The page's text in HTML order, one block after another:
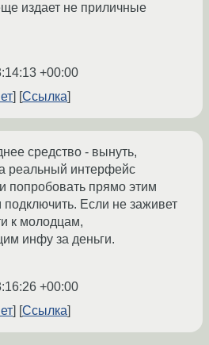
издает не приличные
+00:00
Ссылка
средство - вынуть,
реальный интерфейс
попробовать прямо этим
Если не заживет
к молодцам,
инфу за деньги.
+00:00
Ссылка